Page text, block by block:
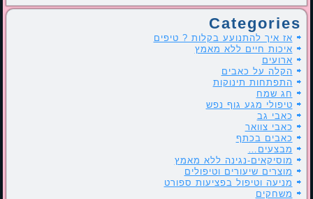
Categories
אז איך להתנועע בקלות ? טיפים
איכות חיים ללא מאמץ
ארועים
הקלה על כאבים
התפתחות תינוקות
חג שמח
טיפולי מגע גוף נפש
כאבי גב
כאבי צוואר
כאבים בכתף
מבצעים…
מוסיקאים-נגינה ללא מאמץ
מוצרים שיעורים וטיפולים
מניעה וטיפול בפציעות ספורט
משחקים